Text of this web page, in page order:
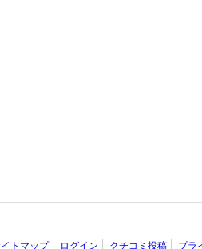
トマップ ログイン クチコミ投稿 プラ